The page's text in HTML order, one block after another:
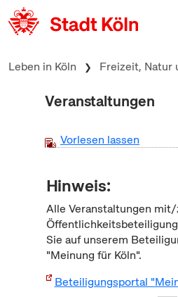
zum Inhalt springen
Leben in Köln Freizeit, Natur
Veranstaltungen
Vorlesen lassen
Hinweis:
Alle Veranstaltungen
Sie auf unserem
"Meinung für Köln".
Beteiligungsportal